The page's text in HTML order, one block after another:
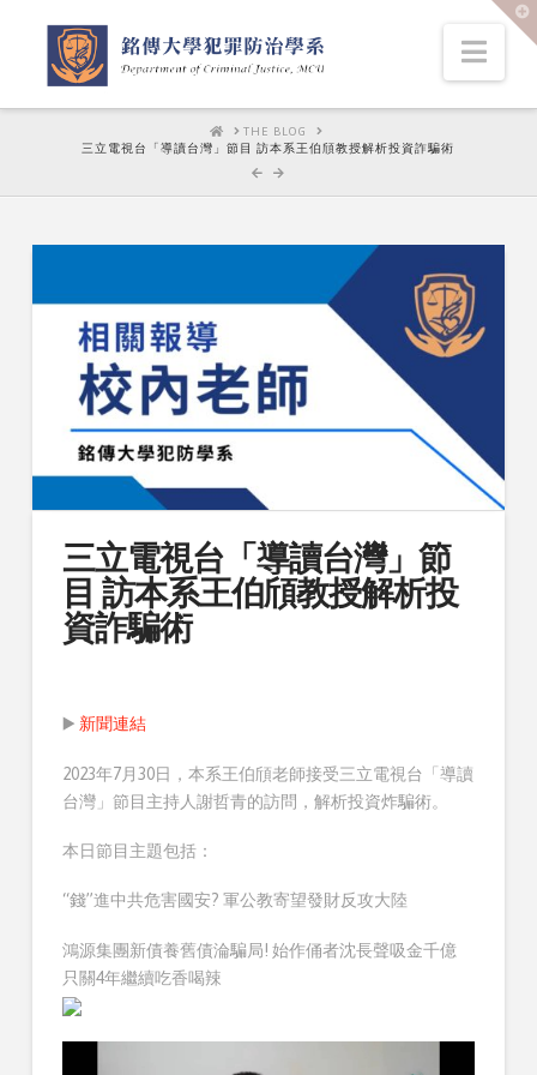
HOME
THE BLOG
三立電視台「導讀台灣」節目 訪本系王伯頎教授解析投資詐騙術
三立電視台「導讀台灣」節
目 訪本系王伯頎教授解析投
資詐騙術
▶️ 新聞連結
2023年7月30日，本系王伯頎老師接受三立電視台「導讀
台灣」節目主持人謝哲青的訪問，解析投資炸騙術。
本日節目主題包括：
“錢”進中共危害國安? 軍公教寄望發財反攻大陸
鴻源集團新債養舊債淪騙局! 始作俑者沈長聲吸金千億
只關4年繼續吃香喝辣